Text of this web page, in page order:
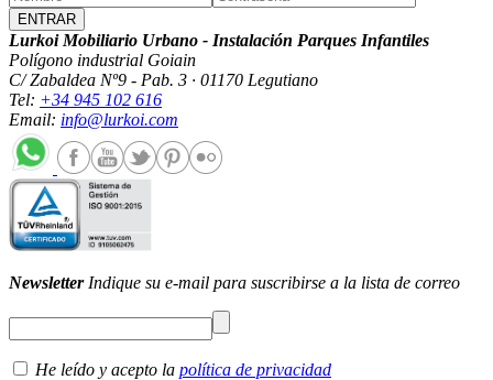
Lurkoi Mobiliario Urbano - Instalación Parques Infantiles
Polígono industrial Goiain
C/ Zabaldea Nº9 - Pab. 3 · 01170 Legutiano
Tel: +34 945 102 616
Email: info@lurkoi.com
NewsletterIndique su e-mail para suscribirse a la lista de correo
He leído y acepto la política de privacidad